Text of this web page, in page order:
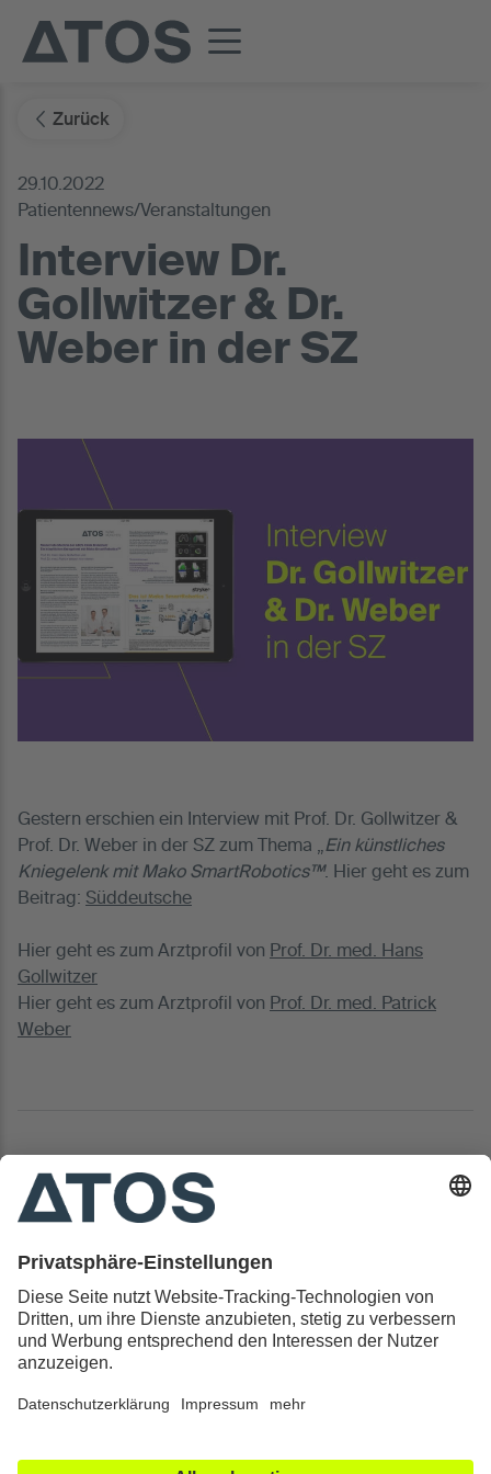
Zurück
29.10.2022
Patientennews/Veranstaltungen
Interview Dr.
Gollwitzer & Dr.
Weber in der SZ
Gestern erschien ein Interview mit Prof. Dr. Gollwitzer &
Prof. Dr. Weber in der SZ zum Thema „Ein künstliches
Kniegelenk mit Mako SmartRobotics™. Hier geht es zum
Beitrag: Süddeutsche
Hier geht es zum Arztprofil von Prof. Dr. med. Hans
Gollwitzer
Hier geht es zum Arztprofil von Prof. Dr. med. Patrick
Weber
Kontakt & Rechtliches
Alle ATOS Kliniken